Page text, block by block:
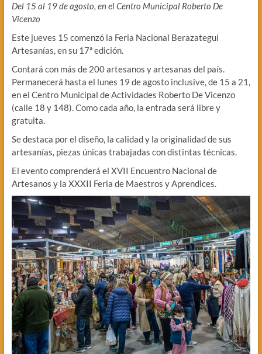
Del 15 al 19 de agosto, en el Centro Municipal Roberto De
Vicenzo
Este jueves 15 comenzó la Feria Nacional Berazategui
Artesanías, en su 17ª edición.
Contará con más de 200 artesanos y artesanas del país.
Permanecerá hasta el lunes 19 de agosto inclusive, de 15 a 21,
en el Centro Municipal de Actividades Roberto De Vicenzo
(calle 18 y 148). Como cada año, la entrada será libre y
gratuita.
Se destaca por el diseño, la calidad y la originalidad de sus
artesanías, piezas únicas trabajadas con distintas técnicas.
El evento comprenderá el XVII Encuentro Nacional de
Artesanos y la XXXII Feria de Maestros y Aprendices.